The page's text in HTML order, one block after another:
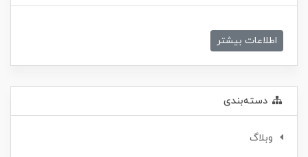
اطلاعات بیشتر
دسته‌بندی
وبلاگ